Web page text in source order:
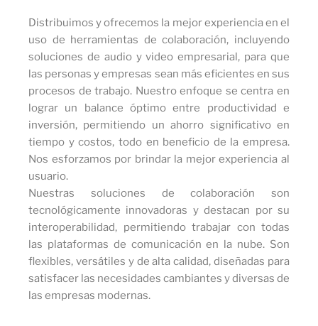
Distribuimos y ofrecemos la mejor experiencia en el
uso de herramientas de colaboración, incluyendo
soluciones de audio y video empresarial, para que
las personas y empresas sean más eficientes en sus
procesos de trabajo. Nuestro enfoque se centra en
lograr un balance óptimo entre productividad e
inversión, permitiendo un ahorro significativo en
tiempo y costos, todo en beneficio de la empresa.
Nos esforzamos por brindar la mejor experiencia al
usuario.
Nuestras soluciones de colaboración son
tecnológicamente innovadoras y destacan por su
interoperabilidad, permitiendo trabajar con todas
las plataformas de comunicación en la nube. Son
flexibles, versátiles y de alta calidad, diseñadas para
satisfacer las necesidades cambiantes y diversas de
las empresas modernas.